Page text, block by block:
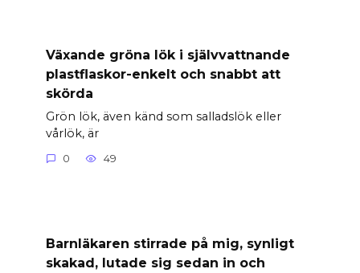
Växande gröna lök i självvattnande
plastflaskor-enkelt och snabbt att
skörda
Grön lök, även känd som salladslök eller
vårlök, är
0 49
Barnläkaren stirrade på mig, synligt
skakad, lutade sig sedan in och